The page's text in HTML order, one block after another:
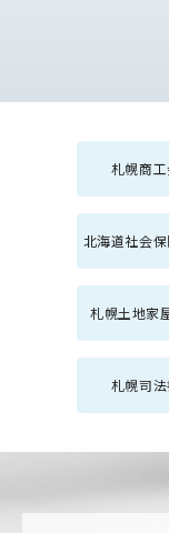
札幌商
北海道社会
札幌土地家
札幌司